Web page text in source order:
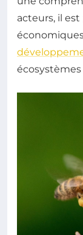
acteurs, il
écosystèmes